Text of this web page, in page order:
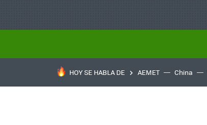
HOY SE HABLA DE AEMET China